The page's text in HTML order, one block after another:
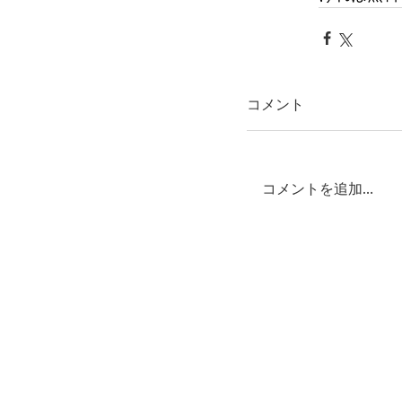
コメント
コメントを追加…